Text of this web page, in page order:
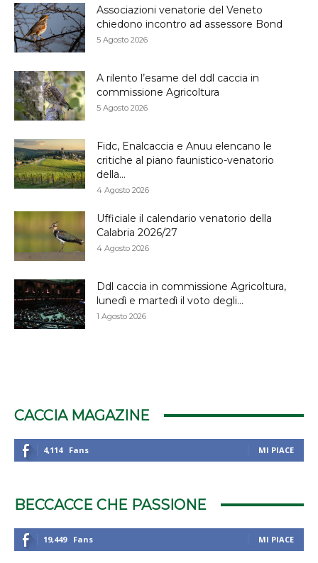
Associazioni venatorie del Veneto
chiedono incontro ad assessore Bond
5 Agosto 2026
A rilento l’esame del ddl caccia in
commissione Agricoltura
5 Agosto 2026
Fidc, Enalcaccia e Anuu elencano le
critiche al piano faunistico-venatorio
della...
4 Agosto 2026
Ufficiale il calendario venatorio della
Calabria 2026/27
4 Agosto 2026
Ddl caccia in commissione Agricoltura,
lunedì e martedì il voto degli...
1 Agosto 2026
CACCIA MAGAZINE
4,114 Fans MI PIACE
BECCACCE CHE PASSIONE
19,449 Fans MI PIACE